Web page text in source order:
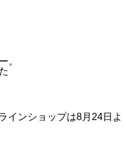
。
ンショップは8月24日よ